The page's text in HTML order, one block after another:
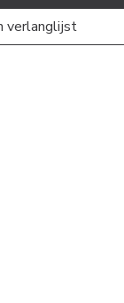
verlanglijst